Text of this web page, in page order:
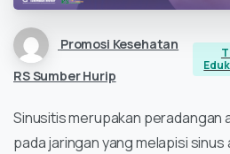
Promosi Kesehatan
RS Sumber Hurip
Sinusitis merupakan peradangan
pada jaringan yang melapisi sinus